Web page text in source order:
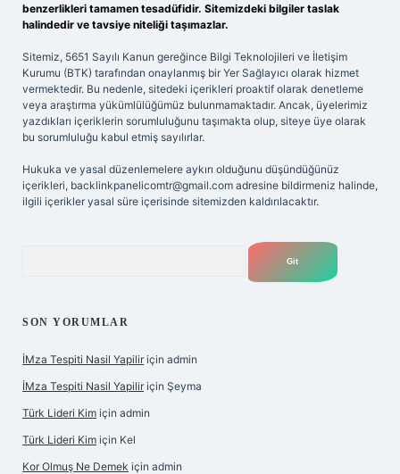
benzerlikleri tamamen tesadüfidir. Sitemizdeki bilgiler taslak
halindedir ve tavsiye niteliği taşımazlar.
Sitemiz, 5651 Sayılı Kanun gereğince Bilgi Teknolojileri ve İletişim
Kurumu (BTK) tarafından onaylanmış bir Yer Sağlayıcı olarak hizmet
vermektedir. Bu nedenle, sitedeki içerikleri proaktif olarak denetleme
veya araştırma yükümlülüğümüz bulunmamaktadır. Ancak, üyelerimiz
yazdıkları içeriklerin sorumluluğunu taşımakta olup, siteye üye olarak
bu sorumluluğu kabul etmiş sayılırlar.
Hukuka ve yasal düzenlemelere aykırı olduğunu düşündüğünüz
içerikleri, backlinkpanelicomtr@gmail.com adresine bildirmeniz halinde,
ilgili içerikler yasal süre içerisinde sitemizden kaldırılacaktır.
SON YORUMLAR
İMza Tespiti Nasil Yapilir için admin
İMza Tespiti Nasil Yapilir için Şeyma
Türk Lideri Kim için admin
Türk Lideri Kim için Kel
Kor Olmuş Ne Demek için admin